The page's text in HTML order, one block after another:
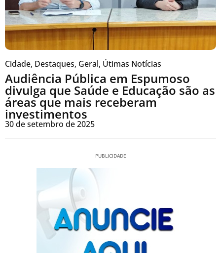
Cidade, Destaques, Geral, Útimas Notícias
Audiência Pública em Espumoso
divulga que Saúde e Educação são as
áreas que mais receberam
investimentos
30 de setembro de 2025
PUBLICIDADE